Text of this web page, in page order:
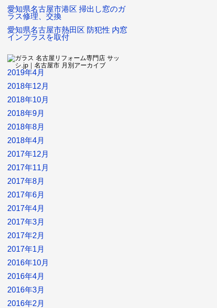
愛知県名古屋市港区 掃出し窓のガ
ラス修理、交換
愛知県名古屋市熱田区 防犯性 内窓
インプラスを取付
2019年4月
2018年12月
2018年10月
2018年9月
2018年8月
2018年4月
2017年12月
2017年11月
2017年8月
2017年6月
2017年4月
2017年3月
2017年2月
2017年1月
2016年10月
2016年4月
2016年3月
2016年2月